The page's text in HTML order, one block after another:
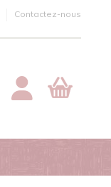
Contactez-nous